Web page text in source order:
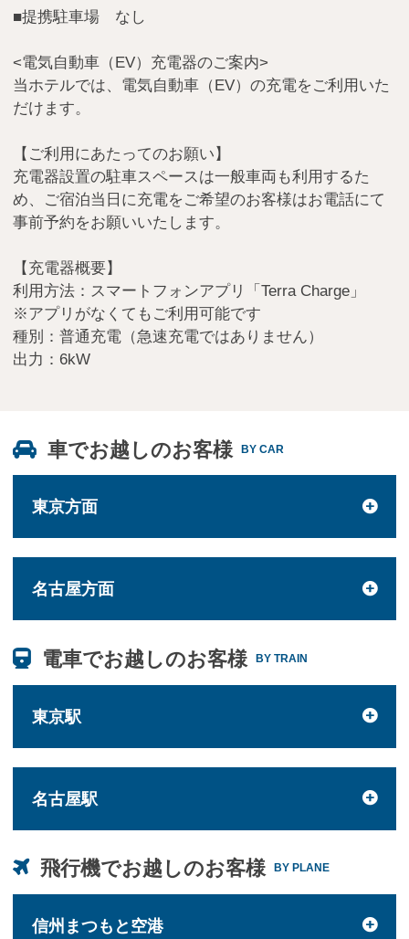
■提携駐車場 なし
<電気自動車（EV）充電器のご案内>
当ホテルでは、電気自動車（EV）の充電をご利用いた
だけます。
【ご利用にあたってのお願い】
充電器設置の駐車スペースは一般車両も利用するた
め、ご宿泊当日に充電をご希望のお客様はお電話にて
事前予約をお願いいたします。
【充電器概要】
利用方法：スマートフォンアプリ「Terra Charge」
※アプリがなくてもご利用可能です
種別：普通充電（急速充電ではありません）
出力：6kW
車でお越しのお客様 BY CAR
東京方面
名古屋方面
電車でお越しのお客様 BY TRAIN
東京駅
名古屋駅
飛行機でお越しのお客様 BY PLANE
信州まつもと空港